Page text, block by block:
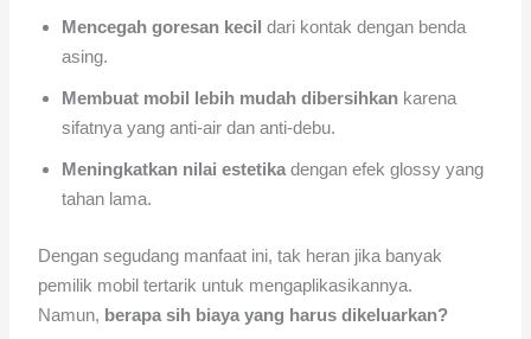
Mencegah goresan kecil dari kontak dengan benda
asing.
Membuat mobil lebih mudah dibersihkan karena
sifatnya yang anti-air dan anti-debu.
Meningkatkan nilai estetika dengan efek glossy yang
tahan lama.
Dengan segudang manfaat ini, tak heran jika banyak
pemilik mobil tertarik untuk mengaplikasikannya.
Namun, berapa sih biaya yang harus dikeluarkan?